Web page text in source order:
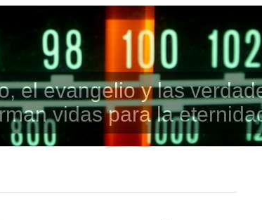
el evangelio y las
vidas para la